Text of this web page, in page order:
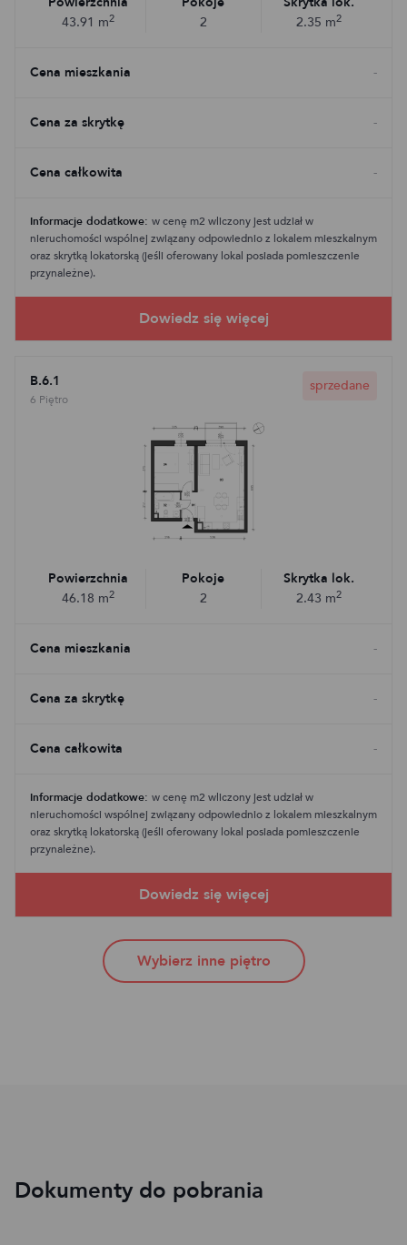
43.91 m2
2
2.35 m2
Cena mieszkania -
Cena za skrytkę -
Cena całkowita -
Informacje dodatkowe: w cenę m2 wliczony jest udział w
nieruchomości wspólnej związany odpowiednio z lokalem mieszkalnym
oraz skrytką lokatorską (jeśli oferowany lokal posiada pomieszczenie
przynależne).
B.6.1
6 Piętro
sprzedane
Powierzchnia
46.18 m2
Pokoje
2
Skrytka lok.
2.43 m2
Cena mieszkania -
Cena za skrytkę -
Cena całkowita -
Informacje dodatkowe: w cenę m2 wliczony jest udział w
nieruchomości wspólnej związany odpowiednio z lokalem mieszkalnym
oraz skrytką lokatorską (jeśli oferowany lokal posiada pomieszczenie
przynależne).
Wybierz inne piętro
Dokumenty do pobrania